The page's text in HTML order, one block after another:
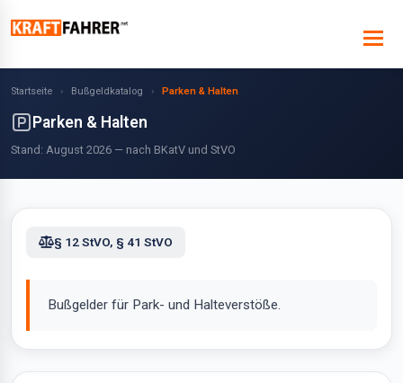
Startseite › Bußgeldkatalog › Parken & Halten
Parken & Halten
Stand: August 2026 — nach BKatV und StVO
§ 12 StVO, § 41 StVO
Bußgelder für Park- und Halteverstöße.